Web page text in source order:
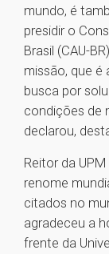
mundo, é
presidir o
Brasil (CAU-
missão, que é
busca por
condições de
declarou,
Reitor da
renome
citados no
agradeceu a
frente da